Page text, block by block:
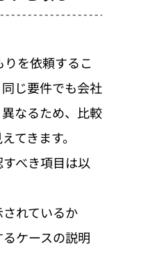
を依頼するこ
じ要件でも会社
なるため、比較
てきます。
べき項目は以
れているか
ケースの説明